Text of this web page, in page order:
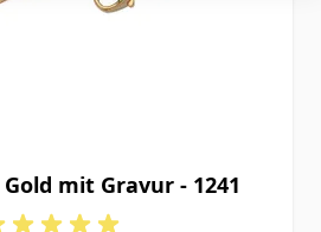
mit Gravur - 1241